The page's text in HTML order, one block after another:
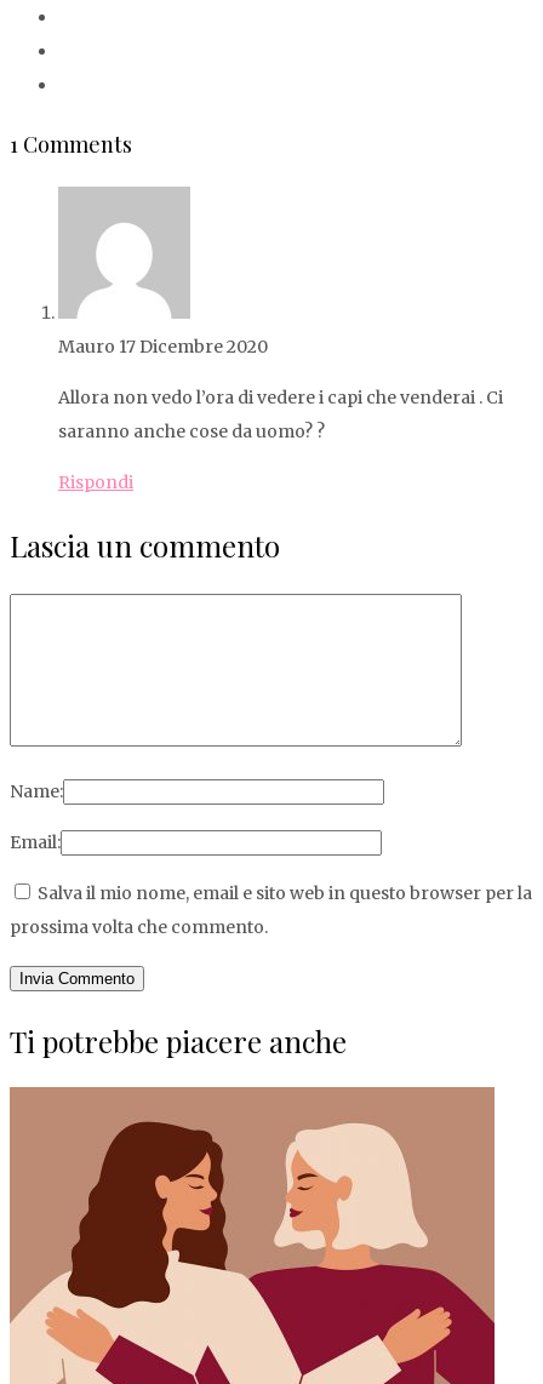
1 Comments
Mauro 17 Dicembre 2020
Allora non vedo l’ora di vedere i capi che venderai . Ci
saranno anche cose da uomo? ?
Rispondi
Lasciaun commento
Name:
Email:
Salva il mio nome, email e sito web in questo browser per la
prossima volta che commento.
Ti potrebbe piacere anche